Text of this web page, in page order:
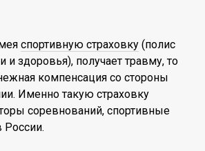
спортивную страховку (полис
и здоровья), получает травму, то
компенсация со стороны
Именно такую страховку
соревнований, спортивные